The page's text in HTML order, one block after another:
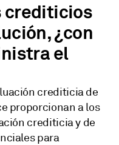
crediticios
¿con
el
crediticia de
proporcionan a los
crediticia y de
para